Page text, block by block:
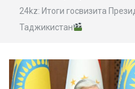
24kz: Итоги госвизита
Таджикистан